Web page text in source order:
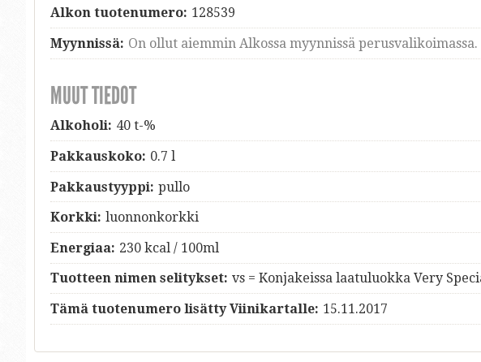
Alkon tuotenumero: 128539
Myynnissä: On ollut aiemmin Alkossa myynnissä perusvalikoimassa.
MUUT TIEDOT
Alkoholi: 40 t-%
Pakkauskoko: 0.7 l
Pakkaustyyppi: pullo
Korkki: luonnonkorkki
Energiaa: 230 kcal / 100ml
Tuotteen nimen selitykset: vs = Konjakeissa laatuluokka Very
Tämä tuotenumero lisätty Viinikartalle: 15.11.2017